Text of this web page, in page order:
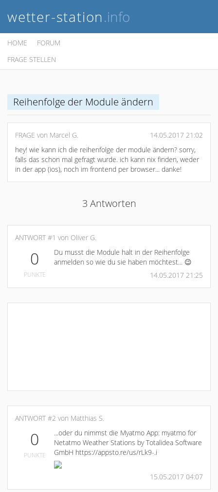
wetter-station.info
HOME
FORUM
FRAGE STELLEN
Reihenfolge der Module ändern
FRAGE von Marcel G.
14.05.2017 21:02
hey! wie kann ich die reihenfolge der module ändern? sorry,
falls das schon mal gefragt wurde. ich kann nix finden, weder
in der app (ios), noch im frontend per browser... danke!
3 Antworten
ANTWORT #1 von Oliver G.
0
PUNKTE
Du musst die Module halt in der Reihenfolge
anmelden so wie du sie haben möchtest... 😉
14.05.2017 21:25
ANTWORT #2 von Matthias S.
0
PUNKTE
...oder du nimmst die Myatmo App: myatmo for
Netatmo Weather Stations by Totalidea Software
GmbH https://appsto.re/us/rLk9-.i
15.05.2017 04:07